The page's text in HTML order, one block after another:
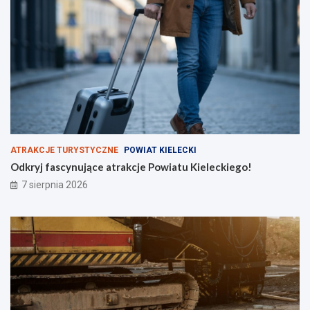
i
e
j
ATRAKCJE TURYSTYCZNE POWIAT KIELECKI
Odkryj fascynujące atrakcje Powiatu Kieleckiego!
7 sierpnia 2026